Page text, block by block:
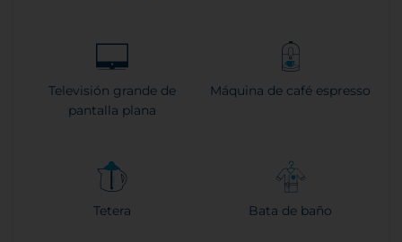
Televisión grande de
pantalla plana
Máquina de café espresso
Tetera Bata de baño